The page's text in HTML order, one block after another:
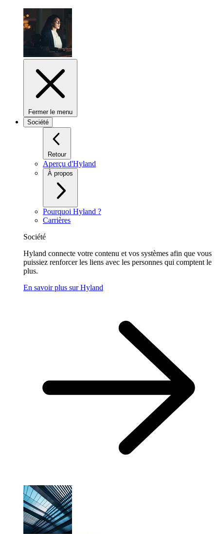
Fermer le menu
Société
Retour
Aperçu d'Hyland
À propos
Pourquoi Hyland ?
Carrières
Société
Hyland connecte votre contenu et vos systèmes afin que vous
puissiez renforcer les liens avec les personnes qui comptent le
plus.
En savoir plus sur Hyland